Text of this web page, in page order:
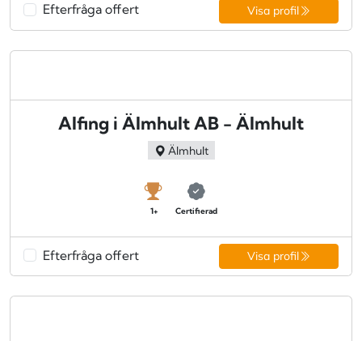
Efterfråga offert Visa profil
Alfing i Älmhult AB - Älmhult
Älmhult
1+ Certifierad
Efterfråga offert Visa profil